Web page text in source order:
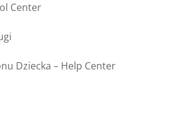
Center
Dziecka – Help Center